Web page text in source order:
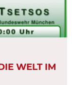
WELT IM